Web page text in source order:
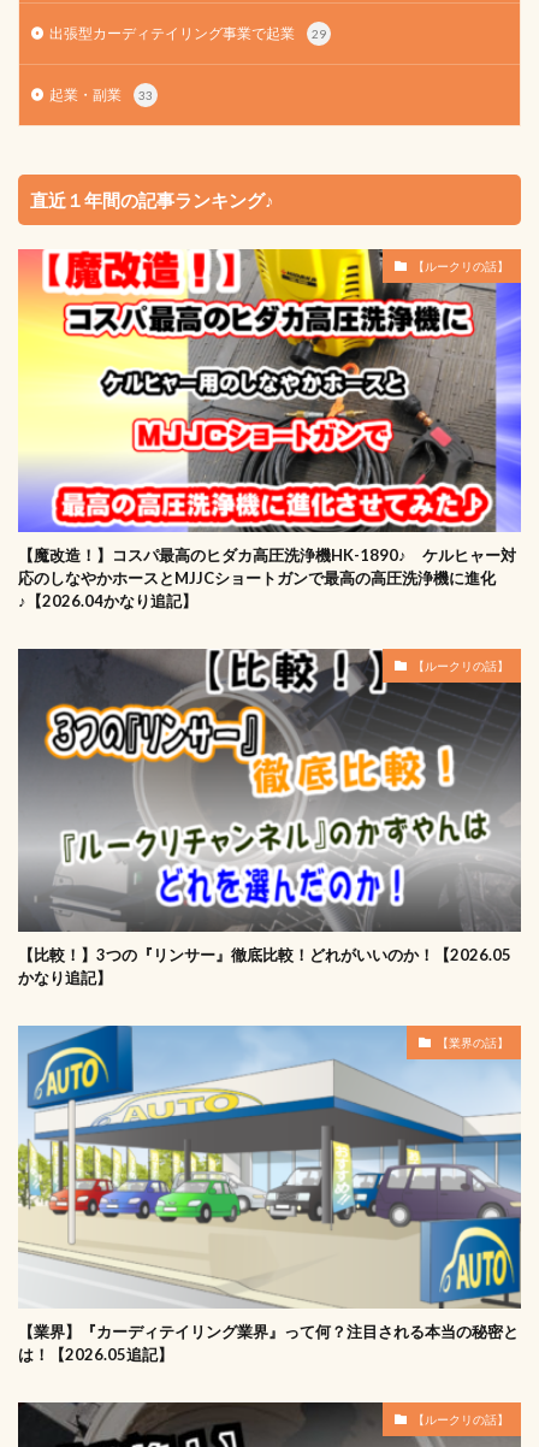
出張型カーディテイリング事業で起業 29
起業・副業 33
直近１年間の記事ランキング♪
【ルークリの話】
【魔改造！】コスパ最高のヒダカ高圧洗浄機HK-1890♪ ケルヒャー対
応のしなやかホースとMJJCショートガンで最高の高圧洗浄機に進化
♪【2026.04かなり追記】
【ルークリの話】
【比較！】3つの『リンサー』徹底比較！どれがいいのか！【2026.05
かなり追記】
【業界の話】
【業界】『カーディテイリング業界』って何？注目される本当の秘密と
は！【2026.05追記】
【ルークリの話】